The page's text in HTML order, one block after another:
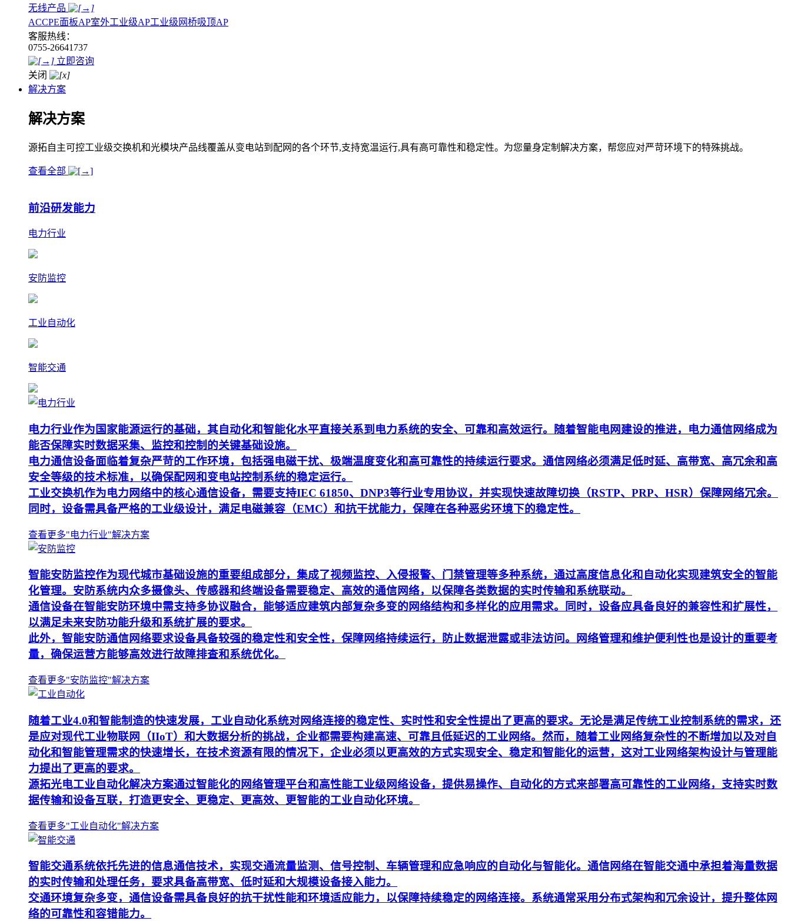
无线产品
ACCPE面板AP室外工业级AP工业级网桥吸顶AP
客服热线：
0755-26641737
立即咨询
关闭
解决方案
解决方案
源拓自主可控工业级交换机和光模块产品线覆盖从变电站到配网的各个环节,支持宽温运行,具有高可靠性和稳定性。为您量身定制解决方案，帮您应对严苛环境下的特殊挑战。
查看全部
前沿研发能力
电力行业
安防监控
工业自动化
智能交通
电力行业作为国家能源运行的基础，其自动化和智能化水平直接关系到电力系统的安全、可靠和高效运行。随着智能电网建设的推进，电力通信网络成为
能否保障实时数据采集、监控和控制的关键基础设施。
电力通信设备面临着复杂严苛的工作环境，包括强电磁干扰、极端温度变化和高可靠性的持续运行要求。通信网络必须满足低时延、高带宽、高冗余和高
安全等级的技术标准，以确保配网和变电站控制系统的稳定运行。
工业交换机作为电力网络中的核心通信设备，需要支持IEC 61850、DNP3等行业专用协议，并实现快速故障切换（RSTP、PRP、HSR）保障网络冗余。
同时，设备需具备严格的工业级设计，满足电磁兼容（EMC）和抗干扰能力，保障在各种恶劣环境下的稳定性。
查看更多"电力行业"解决方案
智能安防监控作为现代城市基础设施的重要组成部分，集成了视频监控、入侵报警、门禁管理等多种系统，通过高度信息化和自动化实现建筑安全的智能
化管理。安防系统内众多摄像头、传感器和终端设备需要稳定、高效的通信网络，以保障各类数据的实时传输和系统联动。
通信设备在智能安防环境中需支持多协议融合，能够适应建筑内部复杂多变的网络结构和多样化的应用需求。同时，设备应具备良好的兼容性和扩展性，
以满足未来安防功能升级和系统扩展的要求。
此外，智能安防通信网络要求设备具备较强的稳定性和安全性，保障网络持续运行，防止数据泄露或非法访问。网络管理和维护便利性也是设计的重要考
量，确保运营方能够高效进行故障排查和系统优化。
查看更多"安防监控"解决方案
随着工业4.0和智能制造的快速发展，工业自动化系统对网络连接的稳定性、实时性和安全性提出了更高的要求。无论是满足传统工业控制系统的需求，还
是应对现代工业物联网（IIoT）和大数据分析的挑战，企业都需要构建高速、可靠且低延迟的工业网络。然而，随着工业网络复杂性的不断增加以及对自
动化和智能管理需求的快速增长，在技术资源有限的情况下，企业必须以更高效的方式实现安全、稳定和智能化的运营，这对工业网络架构设计与管理能
力提出了更高的要求。
源拓光电工业自动化解决方案通过智能化的网络管理平台和高性能工业级网络设备，提供易操作、自动化的方式来部署高可靠性的工业网络，支持实时数
据传输和设备互联，打造更安全、更稳定、更高效、更智能的工业自动化环境。
查看更多"工业自动化"解决方案
智能交通系统依托先进的信息通信技术，实现交通流量监测、信号控制、车辆管理和应急响应的自动化与智能化。通信网络在智能交通中承担着海量数据
的实时传输和处理任务，要求具备高带宽、低时延和大规模设备接入能力。
交通环境复杂多变，通信设备需具备良好的抗干扰性能和环境适应能力，以保障持续稳定的网络连接。系统通常采用分布式架构和冗余设计，提升整体网
络的可靠性和容错能力。